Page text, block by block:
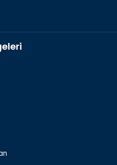
İyi 10 Restoran